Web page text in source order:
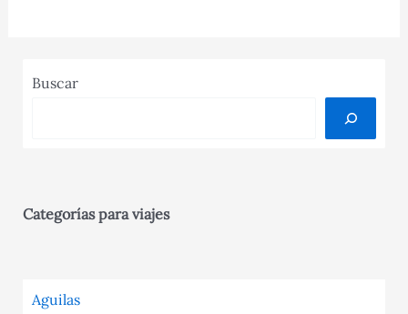
Buscar
Categorías para viajes
Aguilas